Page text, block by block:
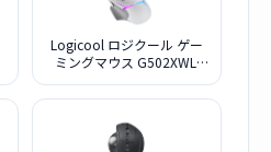
Logicool ロジクール ゲー
ミングマウス G502XWL-